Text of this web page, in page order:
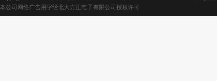
本公司网络广告用字经北大方正电子有限公司授权许可